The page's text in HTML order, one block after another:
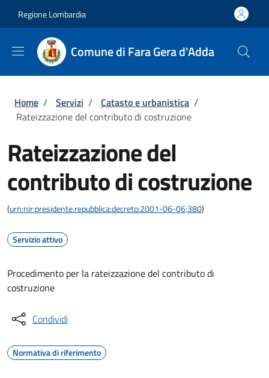
Regione Lombardia
Comune di Fara Gera d'Adda
Briciole di pane
Home / Servizi / Catasto e urbanistica /
Rateizzazione del contributo di costruzione
Rateizzazione del
contributo di costruzione
(urn:nir:presidente.repubblica:decreto:2001-06-06;380)
Servizio attivo
Procedimento per la rateizzazione del contributo di
costruzione
Condividi
Normativa di riferimento